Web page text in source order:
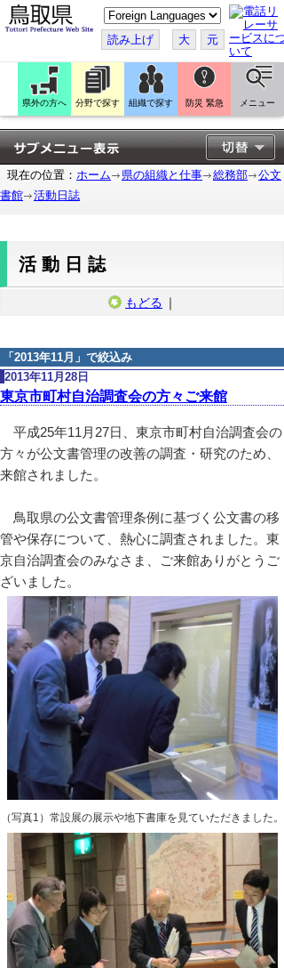
こ
の
ペ
ー
ジ
翻
訳
す
る
読み上げ 大 元
県外の方へ 分野で探す 組織で探す 防災 緊急 メニュー
現在の位置： ホーム 県の組織と仕事 総務部
公文
書館
活動日誌
活動日誌
もどる ｜
「 2013年11月 」で絞込み
2013年11月28日
東京市町村自治調査会の方々ご来館
平成25年11月27日、東京市町村自治調査会の
方々が公文書管理の改善の調査・研究のため、
来館されました。
鳥取県の公文書管理条例に基づく公文書の移
管や保存について、熱心に調査されました。東
京自治調査会のみなさま、ご来館ありがとうご
ざいました。
（写真1）常設展の展示や地下書庫を見ていただきました。